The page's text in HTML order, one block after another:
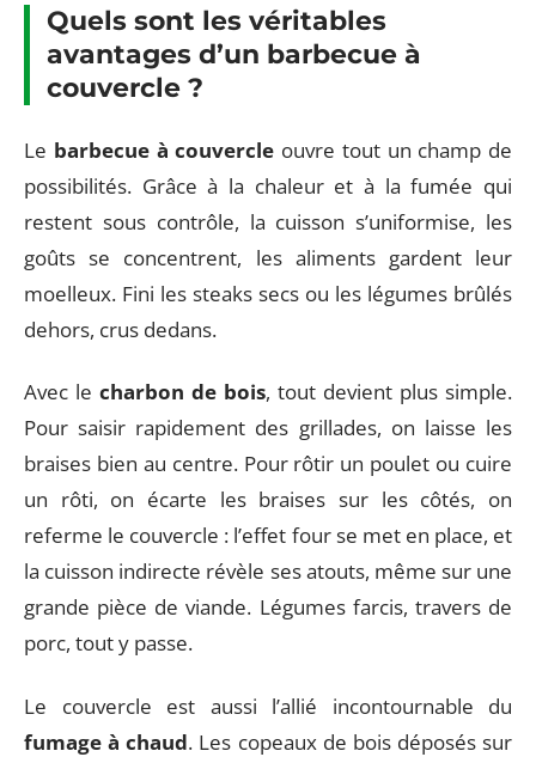
Quels sont les véritables
avantages d’un barbecue à
couvercle ?
Le barbecue à couvercle ouvre tout un champ de
possibilités. Grâce à la chaleur et à la fumée qui
restent sous contrôle, la cuisson s’uniformise, les
goûts se concentrent, les aliments gardent leur
moelleux. Fini les steaks secs ou les légumes brûlés
dehors, crus dedans.
Avec le charbon de bois, tout devient plus simple.
Pour saisir rapidement des grillades, on laisse les
braises bien au centre. Pour rôtir un poulet ou cuire
un rôti, on écarte les braises sur les côtés, on
referme le couvercle : l’effet four se met en place, et
la cuisson indirecte révèle ses atouts, même sur une
grande pièce de viande. Légumes farcis, travers de
porc, tout y passe.
Le couvercle est aussi l’allié incontournable du
fumage à chaud. Les copeaux de bois déposés sur